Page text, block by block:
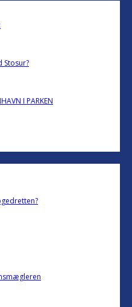
Stosur?
I PARKEN